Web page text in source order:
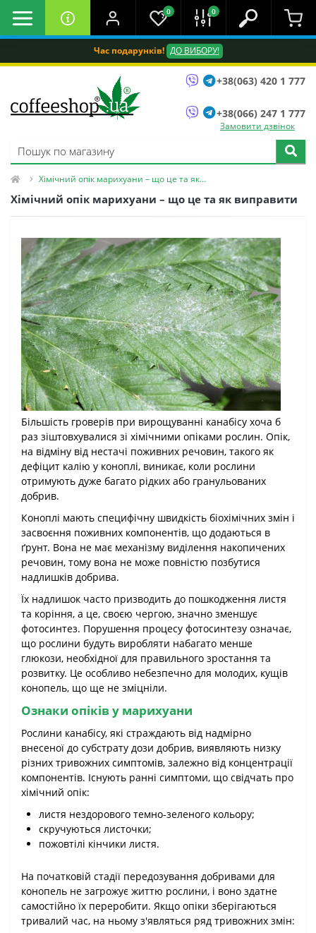
Час подарунків! ДО ВИБОРУ!
0 0
+38(063) 420 1 777
+38(066) 247 1 777
Замовити дзвінок
Хімічний опік марихуани – що це та як виправити
Хімічний опік марихуани – що це та як виправити
Більшість гроверів при вирощуванні канабісу хоча б
раз зіштовхувалися зі хімічними опіками рослин. Опік,
на відміну від нестачі поживних речовин, такого як
дефіцит калію у коноплі, виникає, коли рослини
отримують дуже багато рідких або гранульованих
добрив.
Коноплі мають специфічну швидкість біохімічних змін і
засвоєння поживних компонентів, що додаються в
ґрунт. Вона не має механізму виділення накопичених
речовин, тому вона не може повністю позбутися
надлишків добрива.
Їх надлишок часто призводить до пошкодження листя
та коріння, а це, своєю чергою, значно зменшує
фотосинтез. Порушення процесу фотосинтезу означає,
що рослини будуть виробляти набагато менше
глюкози, необхідної для правильного зростання та
розвитку. Це особливо небезпечно для молодих, кущів
конопель, що ще не зміцніли.
Ознаки опіків у марихуани
Рослини канабісу, які страждають від надмірно
внесеної до субстрату дози добрив, виявляють низку
різних тривожних симптомів, залежно від концентрації
компонентів. Існують ранні симптоми, що свідчать про
хімічний опік:
листя нездорового темно-зеленого кольору;
скручуються листочки;
пожовтілі кінчики листя.
На початковій стадії передозування добривами для
конопель не загрожує життю рослини, і воно здатне
самостійно їх переробити. Якщо опіки зберігаються
тривалий час, на ньому з'являться ряд тривожних змін: